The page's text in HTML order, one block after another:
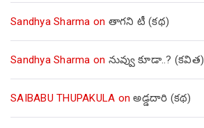
Sandhya Sharma on తాగని టీ (కథ)
Sandhya Sharma on నువ్వు కూడా..? (కవిత)
SAIBABU THUPAKULA onఅడ్డదారి (కథ)